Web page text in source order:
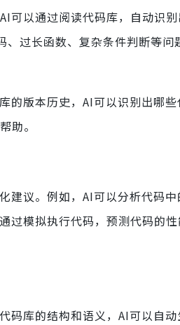
可以通过阅读代码库，自动识
过长函数、复杂条件判断等问
版本历史，AI可以识别出哪些
助。
建议。例如，AI可以分析代码
过模拟执行代码，预测代码的
码库的结构和语义，AI可以自